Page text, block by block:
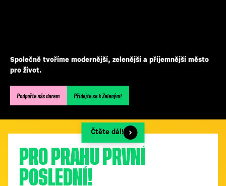
Podpořte nás
Společně tvoříme modernější, zelenější a příjemnější město
pro život.
Podpořte nás darem Přidejte se k Zeleným!
PRO PRAHU PRVNÍ
POSLEDNÍ!
Čtěte dál!